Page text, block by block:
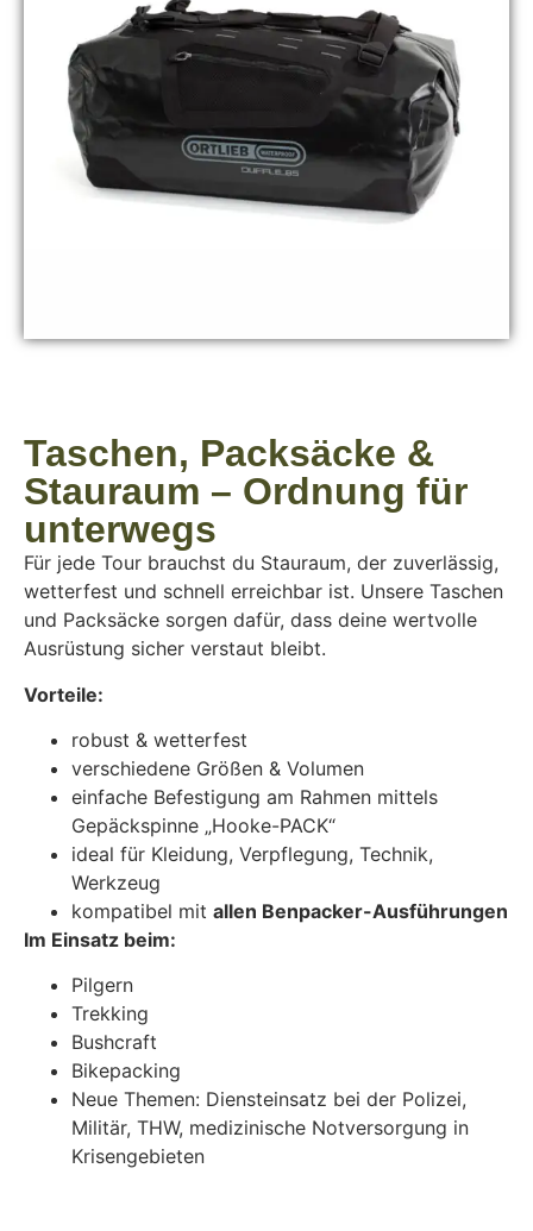
Taschen, Packsäcke &
Stauraum – Ordnung für
unterwegs
Für jede Tour brauchst du Stauraum, der zuverlässig,
wetterfest und schnell erreichbar ist. Unsere Taschen
und Packsäcke sorgen dafür, dass deine wertvolle
Ausrüstung sicher verstaut bleibt.
Vorteile:
robust & wetterfest
verschiedene Größen & Volumen
einfache Befestigung am Rahmen mittels
Gepäckspinne „Hooke-PACK“
ideal für Kleidung, Verpflegung, Technik,
Werkzeug
kompatibel mit allen Benpacker-Ausführungen
Im Einsatz beim:
Pilgern
Trekking
Bushcraft
Bikepacking
Neue Themen: Diensteinsatz bei der Polizei,
Militär, THW, medizinische Notversorgung in
Krisengebieten